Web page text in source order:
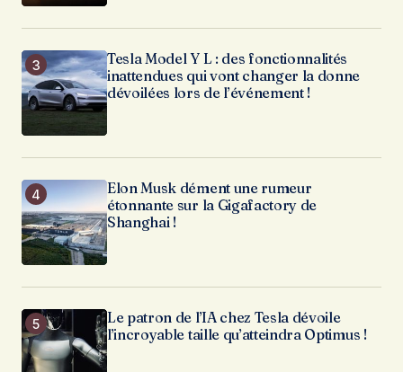
Tesla Model Y L : des fonctionnalités
inattendues qui vont changer la donne
dévoilées lors de l’événement !
Elon Musk dément une rumeur
étonnante sur la Gigafactory de
Shanghai !
Le patron de l’IA chez Tesla dévoile
l’incroyable taille qu’atteindra Optimus !